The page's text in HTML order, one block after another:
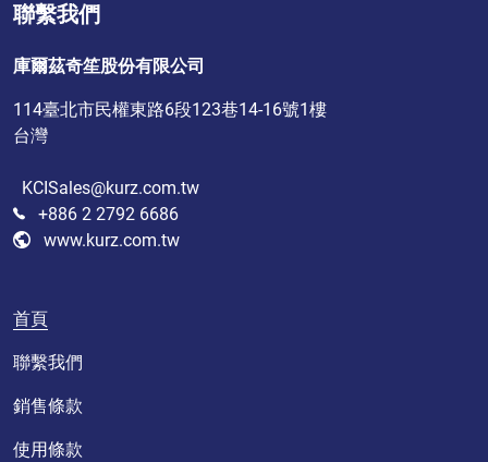
聯繫我們
庫爾茲奇笙股份有限公司
114臺北市民權東路6段123巷14-16號1樓
台灣
KCISales@kurz.com.tw
+886 2 2792 6686
www.kurz.com.tw
首頁
聯繫我們
銷售條款
使用條款